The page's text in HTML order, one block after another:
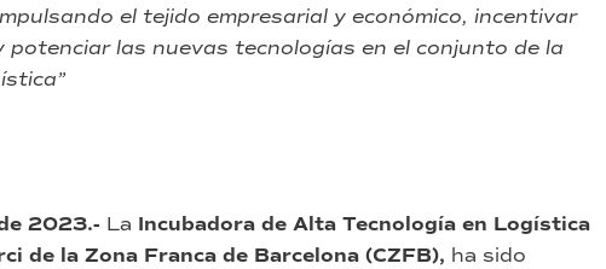
el tejido empresarial y económico, incentivar
potenciar las nuevas tecnologías en el conjunto de la
2023.- La Incubadora de Alta Tecnología en Logística
de la Zona Franca de Barcelona (CZFB), ha sido